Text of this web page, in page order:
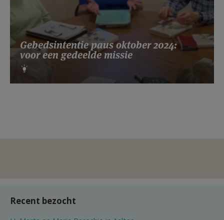
Gebedsintentie paus oktober 2024:
voor een gedeelde missie
Recent bezocht